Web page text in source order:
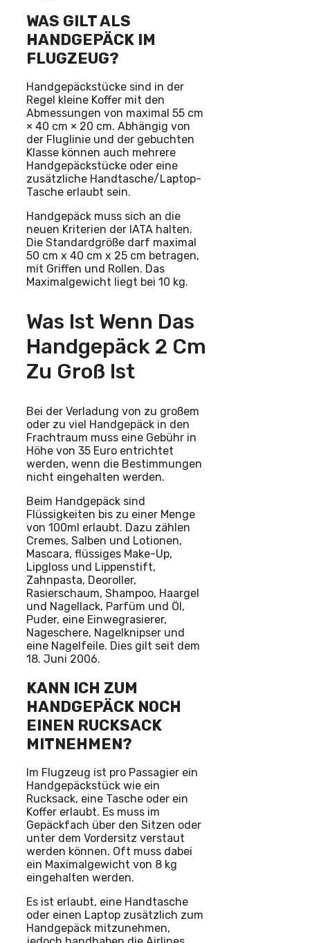
WAS GILT ALS
HANDGEPÄCK IM
FLUGZEUG?
Handgepäckstücke sind in der
Regel kleine Koffer mit den
Abmessungen von maximal 55 cm
× 40 cm × 20 cm. Abhängig von
der Fluglinie und der gebuchten
Klasse können auch mehrere
Handgepäckstücke oder eine
zusätzliche Handtasche/Laptop-
Tasche erlaubt sein.
Handgepäck muss sich an die
neuen Kriterien der IATA halten.
Die Standardgröße darf maximal
50 cm x 40 cm x 25 cm betragen,
mit Griffen und Rollen. Das
Maximalgewicht liegt bei 10 kg.
Was Ist Wenn Das
Handgepäck 2 Cm
Zu Groß Ist
Bei der Verladung von zu großem
oder zu viel Handgepäck in den
Frachtraum muss eine Gebühr in
Höhe von 35 Euro entrichtet
werden, wenn die Bestimmungen
nicht eingehalten werden.
Beim Handgepäck sind
Flüssigkeiten bis zu einer Menge
von 100ml erlaubt. Dazu zählen
Cremes, Salben und Lotionen,
Mascara, flüssiges Make-Up,
Lipgloss und Lippenstift,
Zahnpasta, Deoroller,
Rasierschaum, Shampoo, Haargel
und Nagellack, Parfüm und Öl,
Puder, eine Einwegrasierer,
Nageschere, Nagelknipser und
eine Nagelfeile. Dies gilt seit dem
18. Juni 2006.
KANN ICH ZUM
HANDGEPÄCK NOCH
EINEN RUCKSACK
MITNEHMEN?
Im Flugzeug ist pro Passagier ein
Handgepäckstück wie ein
Rucksack, eine Tasche oder ein
Koffer erlaubt. Es muss im
Gepäckfach über den Sitzen oder
unter dem Vordersitz verstaut
werden können. Oft muss dabei
ein Maximalgewicht von 8 kg
eingehalten werden.
Es ist erlaubt, eine Handtasche
oder einen Laptop zusätzlich zum
Handgepäck mitzunehmen,